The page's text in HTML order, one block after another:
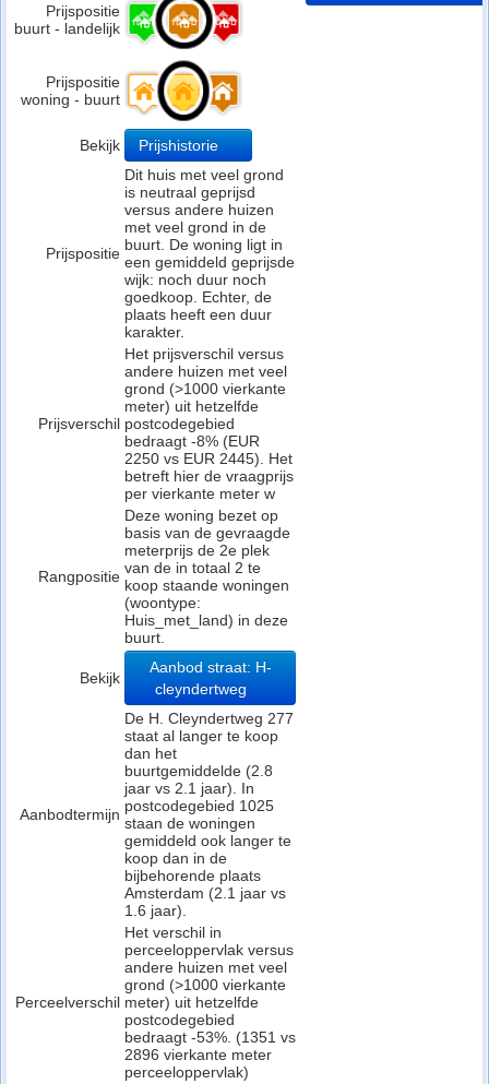
Prijspositie
buurt - landelijk
Prijspositie
woning - buurt
Bekijk Prijshistorie
Prijspositie
Dit huis met veel grond
is neutraal geprijsd
versus andere huizen
met veel grond in de
buurt. De woning ligt in
een gemiddeld geprijsde
wijk: noch duur noch
goedkoop. Echter, de
plaats heeft een duur
karakter.
Prijsverschil
Het prijsverschil versus
andere huizen met veel
grond (>1000 vierkante
meter) uit hetzelfde
postcodegebied
bedraagt -8% (EUR
2250 vs EUR 2445). Het
betreft hier de vraagprijs
per vierkante meter w
Rangpositie
Deze woning bezet op
basis van de gevraagde
meterprijs de 2e plek
van de in totaal 2 te
koop staande woningen
(woontype:
Huis_met_land) in deze
buurt.
Bekijk
Aanbod straat: H-
cleyndertweg
Aanbodtermijn
De H. Cleyndertweg 277
staat al langer te koop
dan het
buurtgemiddelde (2.8
jaar vs 2.1 jaar). In
postcodegebied 1025
staan de woningen
gemiddeld ook langer te
koop dan in de
bijbehorende plaats
Amsterdam (2.1 jaar vs
1.6 jaar).
Perceelverschil
Het verschil in
perceeloppervlak versus
andere huizen met veel
grond (>1000 vierkante
meter) uit hetzelfde
postcodegebied
bedraagt -53%. (1351 vs
2896 vierkante meter
perceeloppervlak)